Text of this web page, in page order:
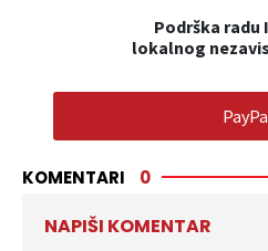
Podrška radu
lokalnog
KOMENTARI 0
NAPIŠI KOMENTAR